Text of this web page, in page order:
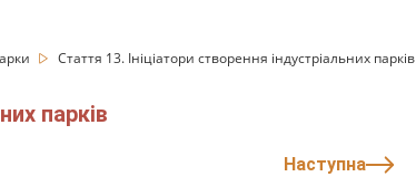
Стаття 13. Ініціатори створення індустріальних парків
парків
Наступна